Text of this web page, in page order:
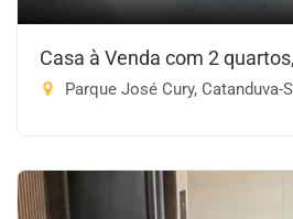
Casa à Venda com 2
Parque José Cury, Catanduva-